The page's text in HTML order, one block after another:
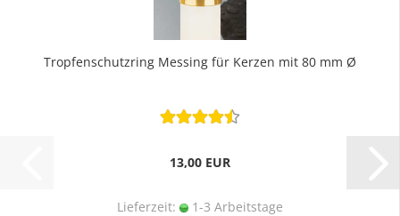
Tropfenschutzring Messing für Kerzen mit 80 mm Ø
13,00 EUR
Lieferzeit: 1-3 Arbeitstage